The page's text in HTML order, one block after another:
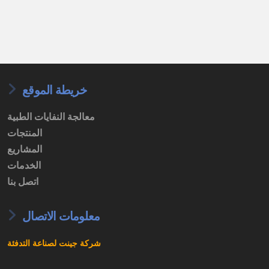
خريطة الموقع
معالجة النفايات الطبية
المنتجات
المشاريع
الخدمات
اتصل بنا
معلومات الاتصال
شركة جينت لصناعة التدفئة